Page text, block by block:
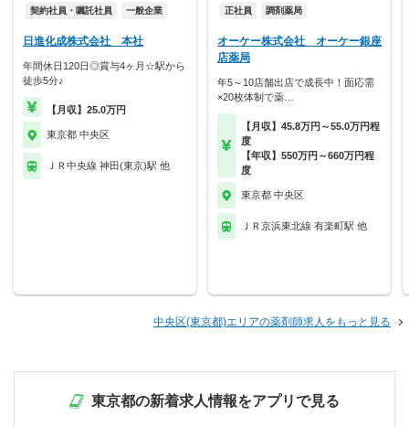
契約社員・嘱託社員 一般企業
日進化成株式会社 本社
年間休日120日◎賞与4ヶ月☆駅から
徒歩5分♪
【月収】25.0万円
東京都 中央区
ＪＲ中央線 神田(東京)駅 他
正社員 調剤薬局
オーケー株式会社 オーケー銀座
店薬局
年5～10店舗出店で成長中！面応需
×20枚体制で薬…
【月収】45.8万円～55.0万円程
度
【年収】550万円～660万円程
度
東京都 中央区
ＪＲ京浜東北線 有楽町駅 他
中央区(東京都)エリアの薬剤師求人をもっと見る
東京都の新着求人情報をアプリで見る